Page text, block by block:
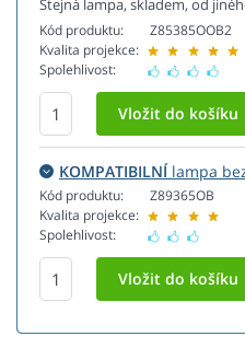
Stejná lampa, skladem, od
Kód produktu:
Kvalita projekce:
Spolehlivost:
Z85385OOB2
KOMPATIBILNÍlampa
Kód produktu:
Kvalita projekce:
Spolehlivost:
Z89365OB